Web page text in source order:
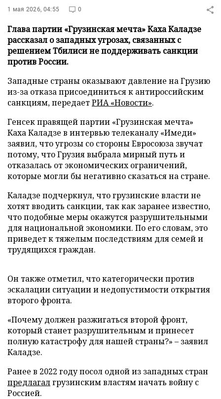
1 мая 2026, 04:55 0
Глава партии «Грузинская мечта» Каха Каладзе
рассказал о западных угрозах, связанных с
решением Тбилиси не поддерживать санкции
против России.
Западные страны оказывают давление на Грузию
из-за отказа присоединиться к антироссийским
санкциям, передаетРИА «Новости».
Генсек правящей партии «Грузинская мечта»
Каха Каладзе в интервью телеканалу «Имеди»
заявил, что угрозы со стороны Евросоюза звучат
потому, что Грузия выбрала мирный путь и
отказалась от экономических ограничений,
которые могли бы негативно сказаться на стране.
Каладзе подчеркнул, что грузинские власти не
хотят вводить санкции, так как заранее известно,
что подобные меры окажутся разрушительными
для национальной экономики. По его словам, это
приведет к тяжелым последствиям для семей и
трудящихся граждан.
Он также отметил, что категорически против
эскалации ситуации и недопустимости открытия
второго фронта.
«Почему должен разжигаться второй фронт,
который станет разрушительным и принесет
полную катастрофу для нашей страны?» – заявил
Каладзе.
Ранее в 2022 году посол одной из западных стран
предлагалгрузинским властям начать войну с
Россией.